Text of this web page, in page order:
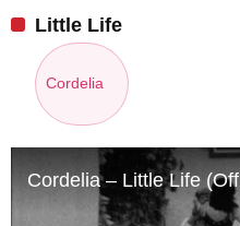
Little Life
Cordelia
Cordelia – Little Life